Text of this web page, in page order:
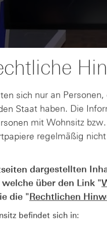
AUGUST
04
Der
vom
sich nur an
Staat haben. Die
mit Wohnsitz
regelmäßig
dargestellten
über den Link "
die "Rechtlichen
befindet sich in: